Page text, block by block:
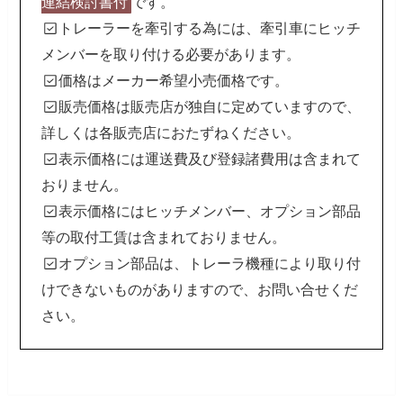
トレーラーを牽引する為には、牽引車にヒッチ
メンバーを取り付ける必要があります。
価格はメーカー希望小売価格です。
販売価格は販売店が独自に定めていますので、
詳しくは各販売店におたずねください。
表示価格には運送費及び登録諸費用は含まれて
おりません。
表示価格にはヒッチメンバー、オプション部品
等の取付工賃は含まれておりません。
オプション部品は、トレーラ機種により取り付
けできないものがありますので、お問い合せくだ
さい。